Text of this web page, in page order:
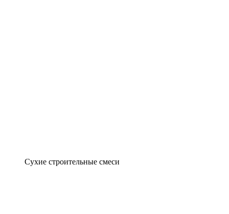
Сухие строительные смеси